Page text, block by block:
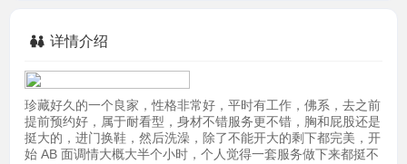
详情介绍
珍藏好久的一个良家，性格非常好，平时有工作，佛系，去之前
提前预约好，属于耐看型，身材不错服务更不错，胸和屁股还是
挺大的，进门换鞋，然后洗澡，除了不能开大的剩下都完美，开
始 AB 面调情大概大半个小时，个人觉得一套服务做下来都挺不